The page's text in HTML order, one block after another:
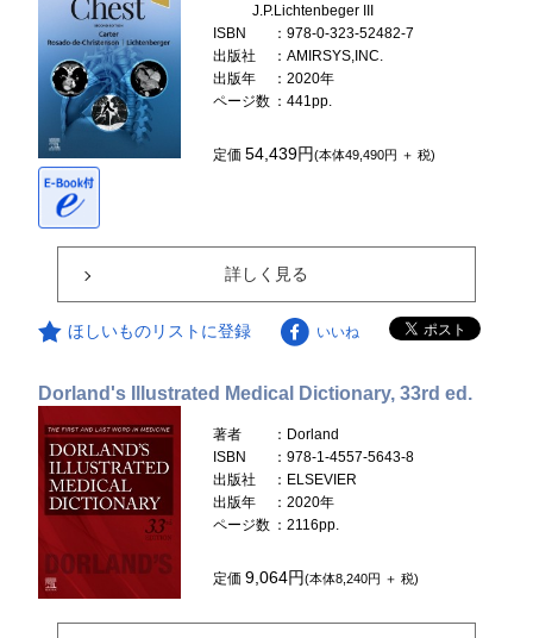
J.P.Lichtenbeger III
ISBN
：978-0-323-52482-7
出版社
：AMIRSYS,INC.
出版年
：2020年
ページ数 ：441pp.
定価54,439円(本体49,490円 ＋ 税)
詳しく見る
ほしいものリストに登録 いいね
Dorland's Illustrated Medical Dictionary, 33rd ed.
著者
：Dorland
ISBN
：978-1-4557-5643-8
出版社
：ELSEVIER
出版年
：2020年
ページ数 ：2116pp.
定価9,064円(本体8,240円 ＋ 税)